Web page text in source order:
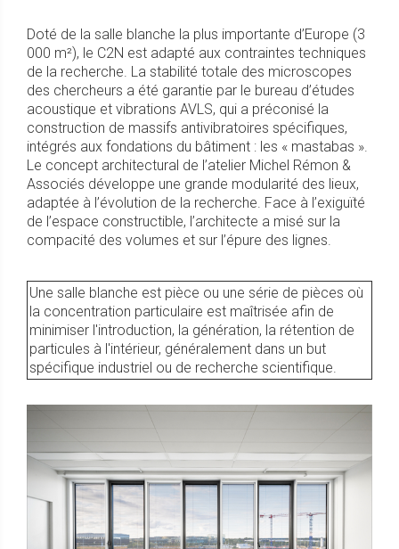
Doté de la salle blanche la plus importante d’Europe (3
000 m²), le C2N est adapté aux contraintes techniques
de la recherche. La stabilité totale des microscopes
des chercheurs a été garantie par le bureau d’études
acoustique et vibrations AVLS, qui a préconisé la
construction de massifs antivibratoires spécifiques,
intégrés aux fondations du bâtiment : les « mastabas ».
Le concept architectural de l’atelier Michel Rémon &
Associés développe une grande modularité des lieux,
adaptée à l’évolution de la recherche. Face à l’exiguïté
de l’espace constructible, l’architecte a misé sur la
compacité des volumes et sur l’épure des lignes.
Une salle blanche est pièce ou une série de pièces où
la concentration particulaire est maîtrisée afin de
minimiser l'introduction, la génération, la rétention de
particules à l'intérieur, généralement dans un but
spécifique industriel ou de recherche scientifique.